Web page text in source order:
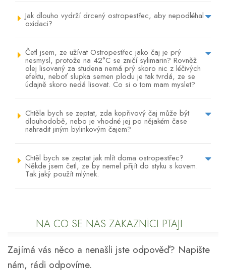
Jak dlouho vydrží drcený ostropestřec, aby nepodléhal
oxidaci?
Četl jsem, ze užívat Ostropestřec jako čaj je prý
nesmysl, protože na 42°C se zničí sylimarin? Rovněž
olej lisovaný za studena nemá prý skoro nic z léčivých
efektu, neboť slupka semen plodu je tak tvrdá, ze se
údajně skoro nedá lisovat. Co si o tom mam myslet?
Chtěla bych se zeptat, zda kopřivový čaj může být
dlouhodobě, nebo je vhodné jej po nějakém čase
nahradit jiným bylinkovým čajem?
Chtěl bych se zeptat jak mlít doma ostropestřec?
Někde jsem četl, ze by nemel přijít do styku s kovem.
Tak jaký použít mlýnek.
NA CO SE NÁS ZÁKAZNÍCI PTAJÍ...
Zajímá vás něco a nenašli jste odpověď? Napište
nám, rádi odpovíme.